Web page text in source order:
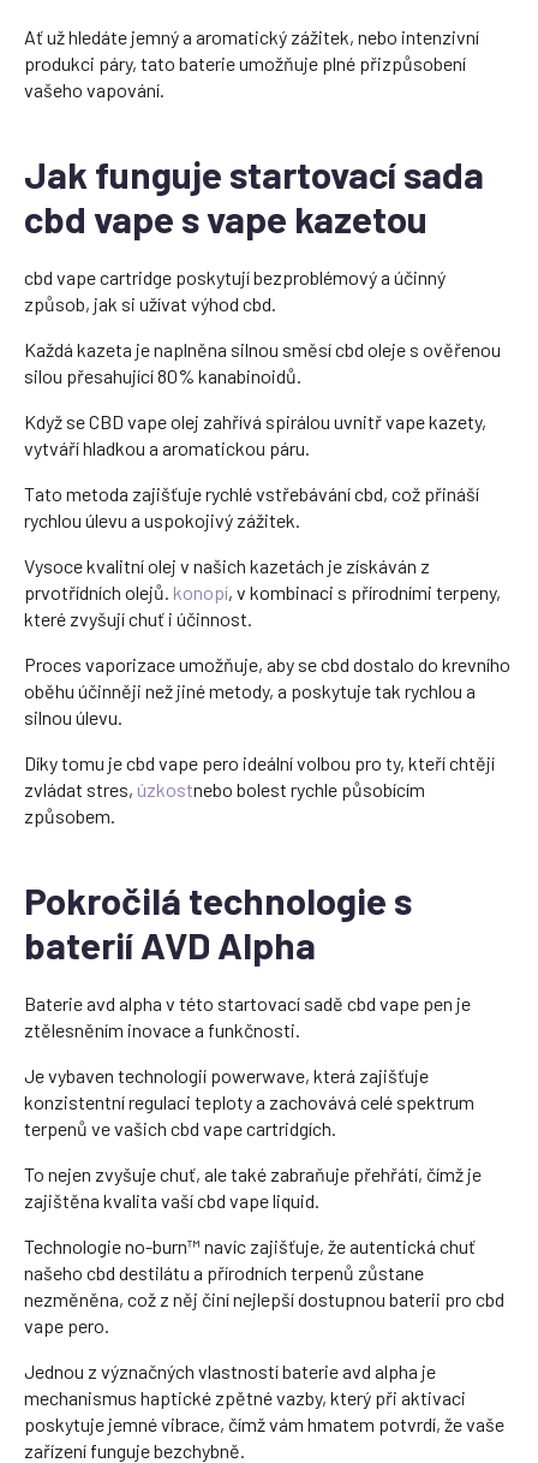
Ať už hledáte jemný a aromatický zážitek, nebo intenzivní
produkci páry, tato baterie umožňuje plné přizpůsobení
vašeho vapování.
Jak funguje startovací sada
cbd vape s vape kazetou
cbd vape cartridge poskytují bezproblémový a účinný
způsob, jak si užívat výhod cbd.
Každá kazeta je naplněna silnou směsí cbd oleje s ověřenou
silou přesahující 80% kanabinoidů.
Když se CBD vape olej zahřívá spirálou uvnitř vape kazety,
vytváří hladkou a aromatickou páru.
Tato metoda zajišťuje rychlé vstřebávání cbd, což přináší
rychlou úlevu a uspokojivý zážitek.
Vysoce kvalitní olej v našich kazetách je získáván z
prvotřídních olejů. konopí, v kombinaci s přírodními terpeny,
které zvyšují chuť i účinnost.
Proces vaporizace umožňuje, aby se cbd dostalo do krevního
oběhu účinněji než jiné metody, a poskytuje tak rychlou a
silnou úlevu.
Díky tomu je cbd vape pero ideální volbou pro ty, kteří chtějí
zvládat stres, úzkostnebo bolest rychle působícím
způsobem.
Pokročilá technologie s
baterií AVD Alpha
Baterie avd alpha v této startovací sadě cbd vape pen je
ztělesněním inovace a funkčnosti.
Je vybaven technologií powerwave, která zajišťuje
konzistentní regulaci teploty a zachovává celé spektrum
terpenů ve vašich cbd vape cartridgích.
To nejen zvyšuje chuť, ale také zabraňuje přehřátí, čímž je
zajištěna kvalita vaší cbd vape liquid.
Technologie no-burn™ navíc zajišťuje, že autentická chuť
našeho cbd destilátu a přírodních terpenů zůstane
nezměněna, což z něj činí nejlepší dostupnou baterii pro cbd
vape pero.
Jednou z význačných vlastností baterie avd alpha je
mechanismus haptické zpětné vazby, který při aktivaci
poskytuje jemné vibrace, čímž vám hmatem potvrdí, že vaše
zařízení funguje bezchybně.